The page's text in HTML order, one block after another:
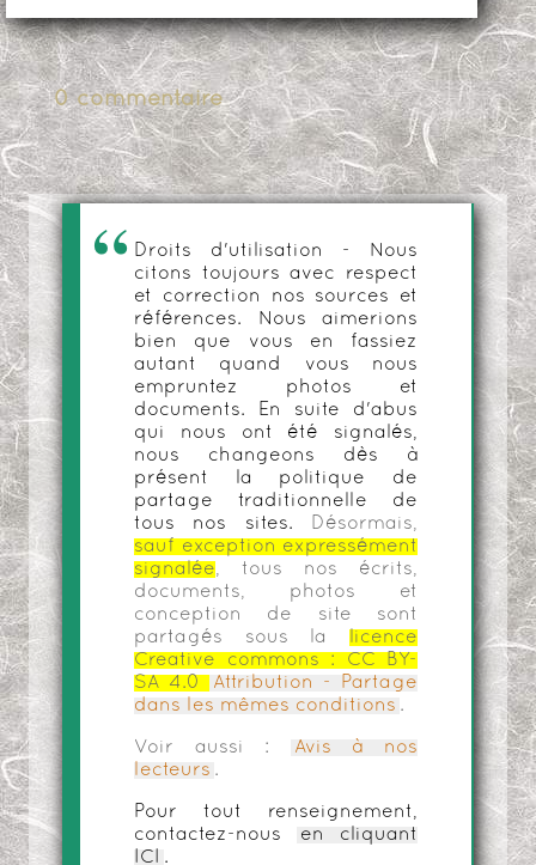
0 commentaire
Droits d'utilisation - Nous
citons toujours avec respect
et correction nos sources et
références. Nous aimerions
bien que vous en fassiez
autant quand vous nous
empruntez photos et
documents. En suite d'abus
qui nous ont été signalés,
nous changeons dès à
présent la politique de
partage traditionnelle de
tous nos sites.
Désormais,
sauf exception expressément
signalée, tous nos écrits,
documents, photos et
conception de site sont
partagés sous la
licence
Creative commons :
CC BY-
SA 4.0
Attribution - Partage
dans les mêmes conditions .
Voir aussi :
Avis à nos
lecteurs .
Pour tout renseignement,
contactez-nous
en cliquant
ICI
.